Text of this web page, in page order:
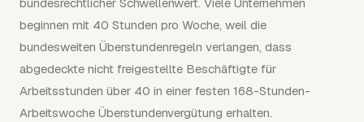
beginnen mit 40 Stunden pro Woche, weil die
bundesweiten Überstundenregeln verlangen, dass
abgedeckte nicht freigestellte Beschäftigte für
Arbeitsstunden über 40 in einer festen 168-Stunden-
Arbeitswoche Überstundenvergütung erhalten.